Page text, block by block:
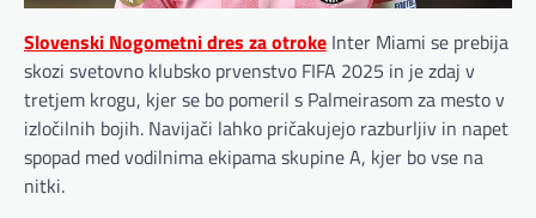
Slovenski Nogometni dres za otroke Inter Miami se prebija
skozi svetovno klubsko prvenstvo FIFA 2025 in je zdaj v
tretjem krogu, kjer se bo pomeril s Palmeirasom za mesto v
izločilnih bojih. Navijači lahko pričakujejo razburljiv in napet
spopad med vodilnima ekipama skupine A, kjer bo vse na
nitki.